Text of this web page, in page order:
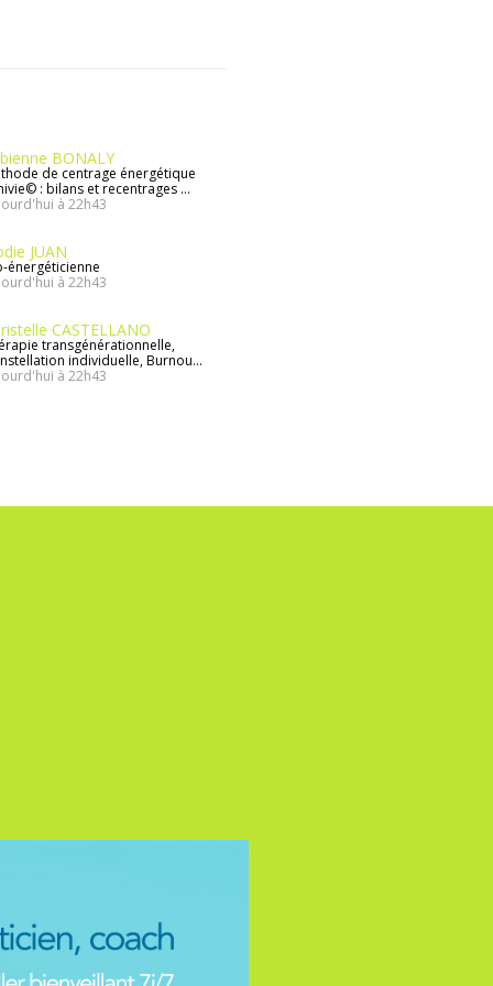
BONALY
de centrage énergétique
: bilans et recentrages ...
à 22h43
JUAN
énergéticienne
à 22h43
CASTELLANO
transgénérationnelle,
individuelle, Burnou...
à 22h43